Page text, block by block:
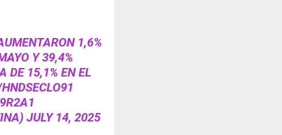
1,6%
Y 39,4%
DE 15,1% EN EL
JULY 14, 2025